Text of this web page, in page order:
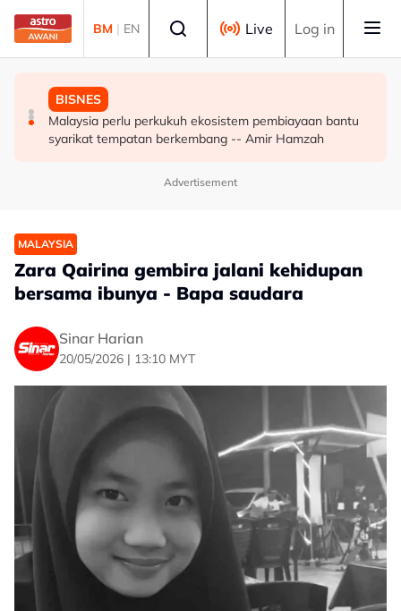
Skip to main content
BM | EN Live Log in
MALAYSIA
Malaysia, Singapura perkukuh kerjasama sektor tenaga
kerja
POLITIK
'Pas perlu fikir lebih mendalam jika letak Ahmad Zahid
calon 'poster boy' PRU16' - Aktivis
BISNES
Malaysia perlu perkukuh ekosistem pembiayaan bantu
syarikat tempatan berkembang -- Amir Hamzah
Advertisement
MALAYSIA
Zara Qairina gembira jalani kehidupan
bersama ibunya - Bapa saudara
Sinar Harian
20/05/2026 | 13:10 MYT